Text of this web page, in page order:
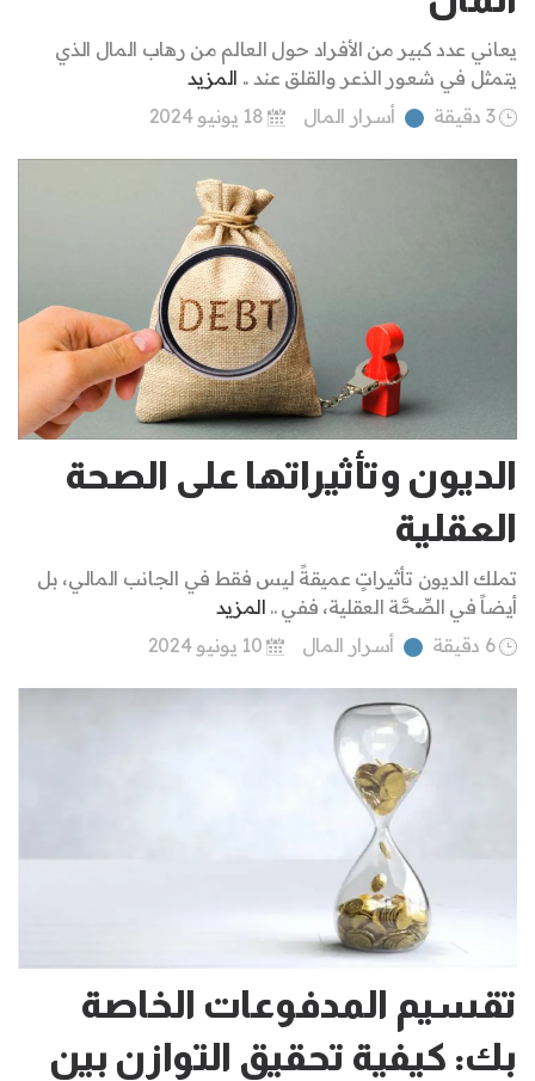
يعاني عدد كبير من الأفراد حول العالم من رهاب المال الذي
يتمثل في شعور الذعر والقلق عند .. المزيد
3 دقيقة
أسرار المال 18 يونيو 2024
الديون وتأثيراتها على الصحة
العقلية
تملك الديون تأثيراتٍ عميقةً ليس فقط في الجانب المالي، بل
أيضاً في الصِّحَّة العقلية، ففي .. المزيد
6 دقيقة
أسرار المال 10 يونيو 2024
تقسيم المدفوعات الخاصة
بك: كيفية تحقيق التوازن بين